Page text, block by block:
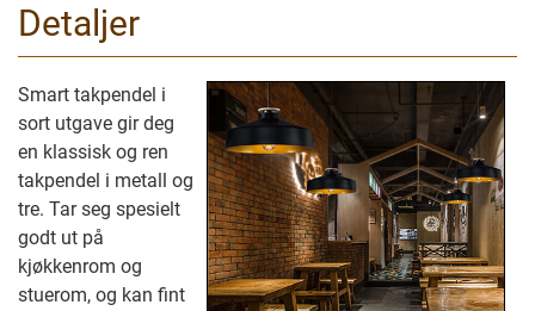
Detaljer
Smart takpendel i
sort utgave gir deg
en klassisk og ren
takpendel i metall og
tre. Tar seg spesielt
godt ut på
kjøkkenrom og
stuerom, og kan fint